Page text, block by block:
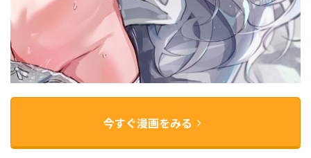
今すぐ漫画をみる